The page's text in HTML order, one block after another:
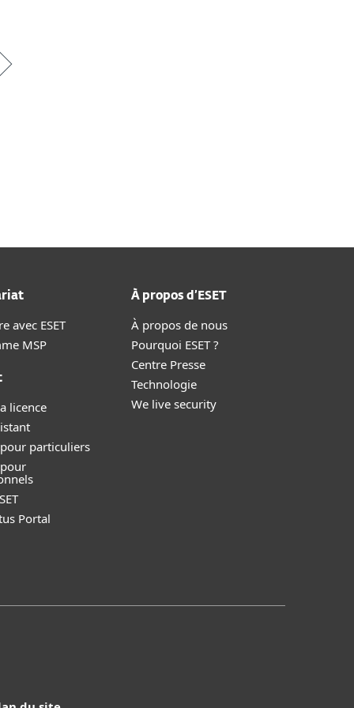
avec ESET
MSP
licence
particuliers
Portal
À propos d’ESET
À propos de nous
Pourquoi ESET ?
Centre Presse
Technologie
We live security